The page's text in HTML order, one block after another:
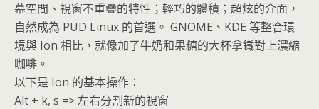
幕空間、視窗不重疊的特性；輕巧的體積；超炫的介面，
自然成為 PUD Linux 的首選。 GNOME、KDE 等整合環
境與 Ion 相比，就像加了牛奶和果糖的大杯拿鐵對上濃縮
咖啡。
以下是 Ion 的基本操作：
Alt + k, s => 左右分割新的視窗